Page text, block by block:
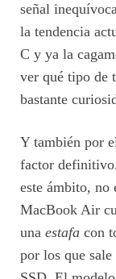
señal
la tendencia
C y ya la
ver qué tipo de
bastante
Y también por
factor
este ámbito, no
MacBook Air
una estafa con
por los que